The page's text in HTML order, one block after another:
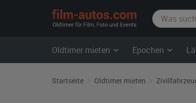
film-
autos.com
Oldtimer mieten Epochen
Startseite Oldtimer mieten